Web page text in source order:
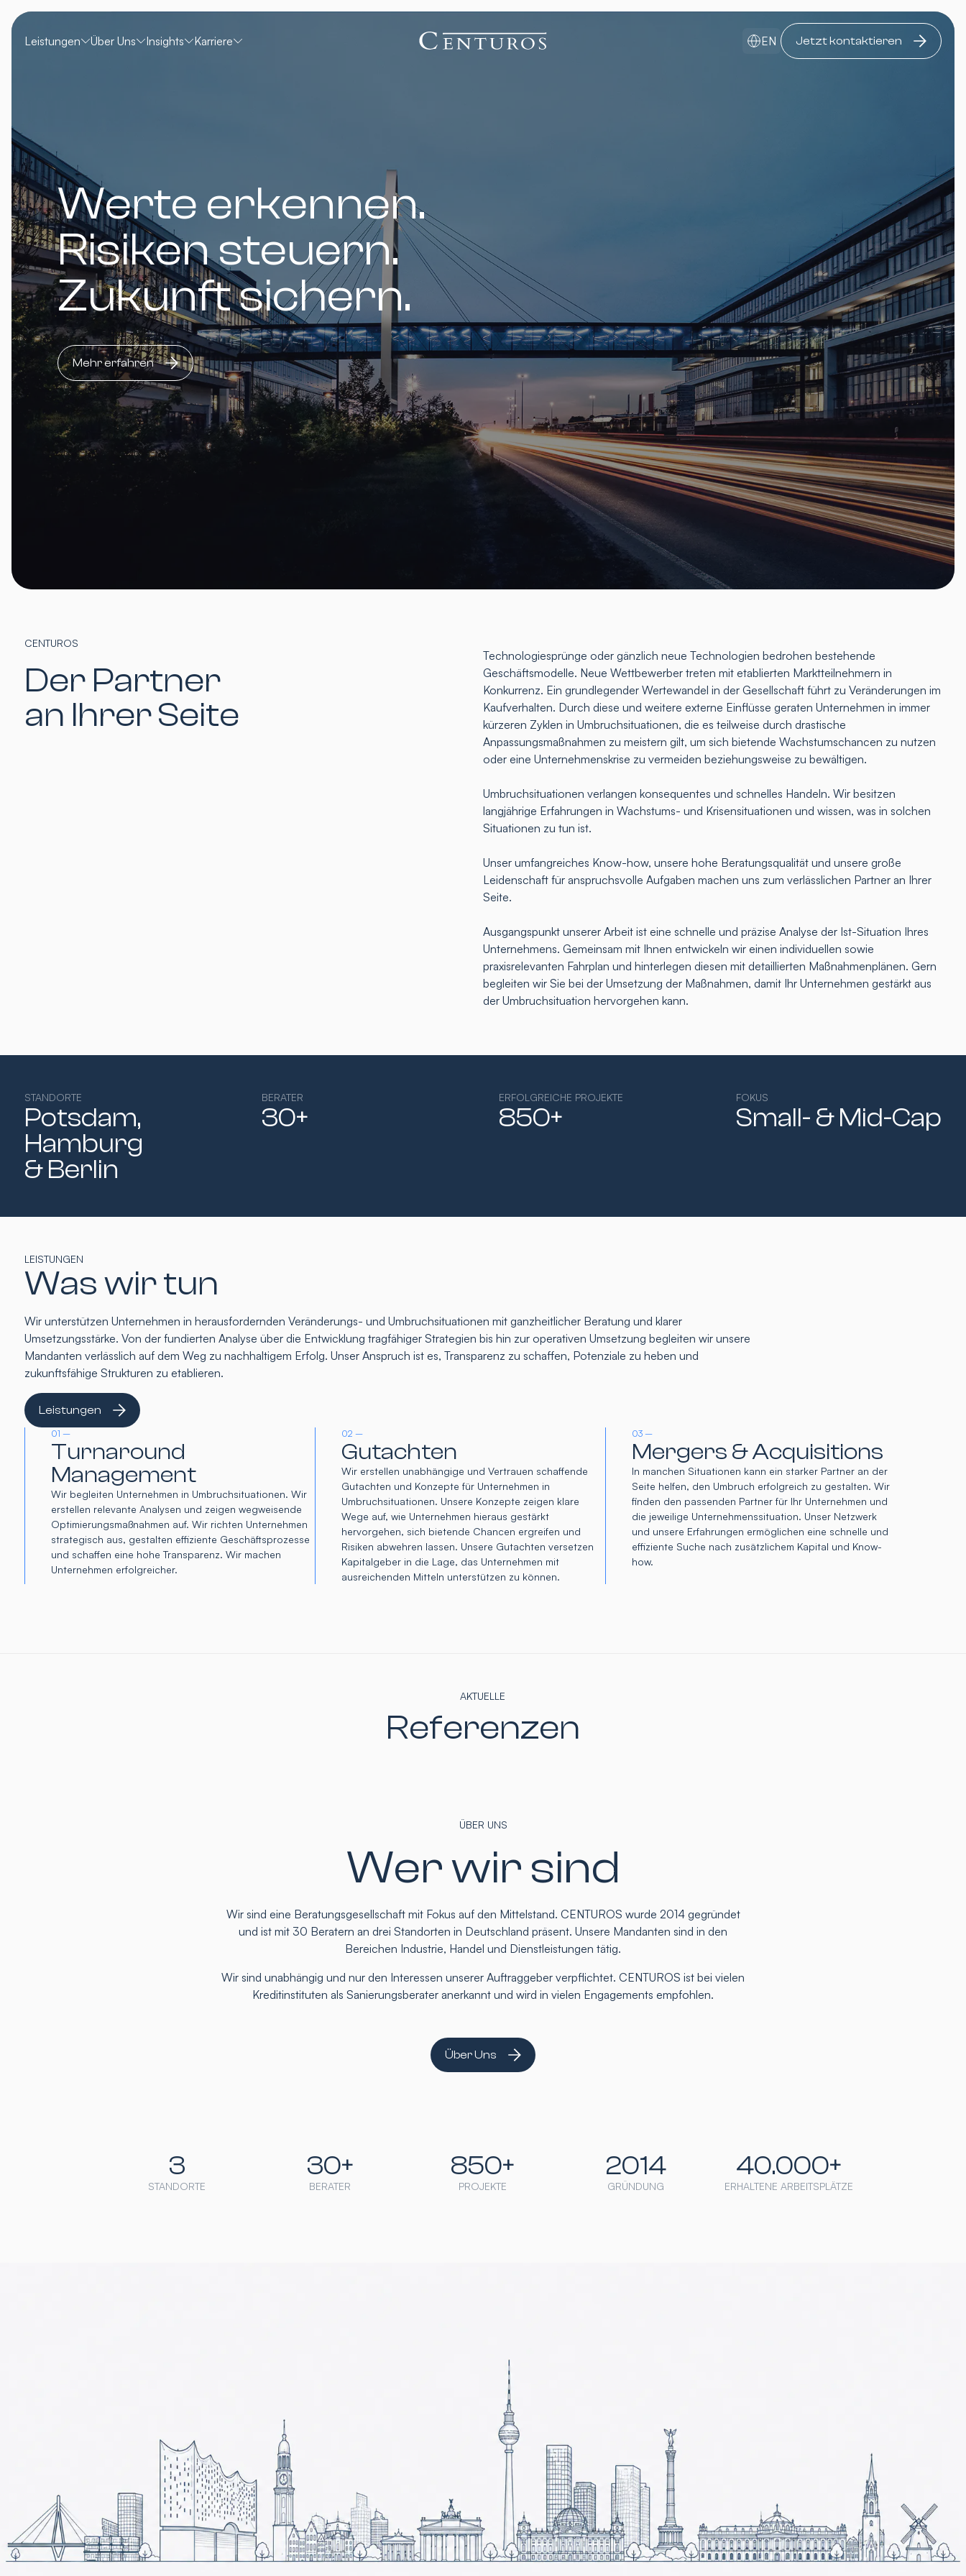
Leistungen Über Uns Insights Karriere EN Jetzt kontaktieren
Werte erkennen.
Risiken steuern.
Zukunft sichern.
Mehr erfahren
CENTUROS
Der Partner
an Ihrer Seite
Technologiesprünge oder gänzlich neue Technologien bedrohen bestehende
Geschäftsmodelle. Neue Wettbewerber treten mit etablierten Marktteilnehmern in
Konkurrenz. Ein grundlegender Wertewandel in der Gesellschaft führt zu Veränderungen im
Kaufverhalten. Durch diese und weitere externe Einflüsse geraten Unternehmen in immer
kürzeren Zyklen in Umbruchsituationen, die es teilweise durch drastische
Anpassungsmaßnahmen zu meistern gilt, um sich bietende Wachstumschancen zu nutzen
oder eine Unternehmenskrise zu vermeiden beziehungsweise zu bewältigen.
Umbruchsituationen verlangen konsequentes und schnelles Handeln. Wir besitzen
langjährige Erfahrungen in Wachstums- und Krisensituationen und wissen, was in solchen
Situationen zu tun ist.
Unser umfangreiches Know-how, unsere hohe Beratungsqualität und unsere große
Leidenschaft für anspruchsvolle Aufgaben machen uns zum verlässlichen Partner an Ihrer
Seite.
Ausgangspunkt unserer Arbeit ist eine schnelle und präzise Analyse der Ist-Situation Ihres
Unternehmens. Gemeinsam mit Ihnen entwickeln wir einen individuellen sowie
praxisrelevanten Fahrplan und hinterlegen diesen mit detaillierten Maßnahmenplänen. Gern
begleiten wir Sie bei der Umsetzung der Maßnahmen, damit Ihr Unternehmen gestärkt aus
der Umbruchsituation hervorgehen kann.
STANDORTE
Potsdam,
Hamburg​
& Berlin
BERATER
30+
ERFOLGREICHE PROJEKTE
850+
FOKUS
Small- & Mid-Cap​
LEISTUNGEN
Was wir tun
Wir unterstützen Unternehmen in herausfordernden Veränderungs- und Umbruchsituationen mit ganzheitlicher Beratung und klarer
Umsetzungsstärke. Von der fundierten Analyse über die Entwicklung tragfähiger Strategien bis hin zur operativen Umsetzung begleiten wir unsere
Mandanten verlässlich auf dem Weg zu nachhaltigem Erfolg. Unser Anspruch ist es, Transparenz zu schaffen, Potenziale zu heben und
zukunftsfähige Strukturen zu etablieren.
Leistungen
01 –
Turnaround
Management
Wir begleiten Unternehmen in Umbruchsituationen. Wir
erstellen relevante Analysen und zeigen wegweisende
Optimierungsmaßnahmen auf. Wir richten Unternehmen
strategisch aus, gestalten effiziente Geschäftsprozesse
und schaffen eine hohe Transparenz. Wir machen
Unternehmen erfolgreicher.
02 –
Gutachten
Wir erstellen unabhängige und Vertrauen schaffende
Gutachten und Konzepte für Unternehmen in
Umbruchsituationen. Unsere Konzepte zeigen klare
Wege auf, wie Unternehmen hieraus gestärkt
hervorgehen, sich bietende Chancen ergreifen und
Risiken abwehren lassen. Unsere Gutachten versetzen
Kapitalgeber in die Lage, das Unternehmen mit
ausreichenden Mitteln unterstützen zu können.
03 –
Mergers & Acquisitions
In manchen Situationen kann ein starker Partner an der
Seite helfen, den Umbruch erfolgreich zu gestalten. Wir
finden den passenden Partner für Ihr Unternehmen und
die jeweilige Unternehmenssituation. Unser Netzwerk
und unsere Erfahrungen ermöglichen eine schnelle und
effiziente Suche nach zusätzlichem Kapital und Know-
how.
AKTUELLE
Referenzen
ÜBER UNS
Wer wir sind
Wir sind eine Beratungsgesellschaft mit Fokus auf den Mittelstand. CENTUROS wurde 2014 gegründet
und ist mit 30 Beratern an drei Standorten in Deutschland präsent. Unsere Mandanten sind in den
Bereichen Industrie, Handel und Dienstleistungen tätig.
Wir sind unabhängig und nur den Interessen unserer Auftraggeber verpflichtet. CENTUROS ist bei vielen
Kreditinstituten als Sanierungsberater anerkannt und wird in vielen Engagements empfohlen.
Über Uns
STANDORTE
3
BERATER
30+
PROJEKTE
850+
GRÜNDUNG
2014
ERHALTENE ARBEITSPLÄTZE
40.000+